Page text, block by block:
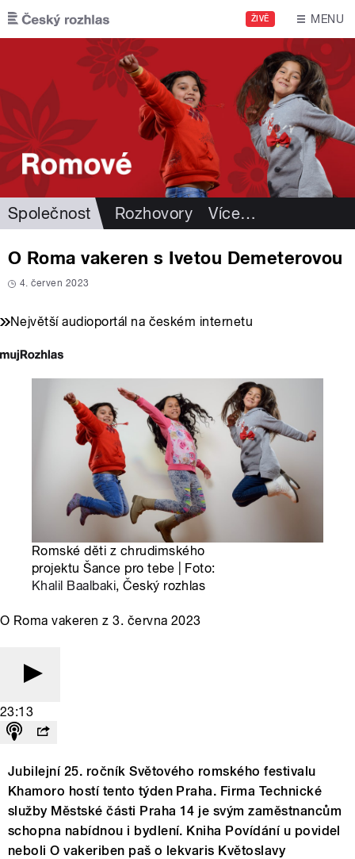
Přejít k hlavnímu obsahu
ŽIVĚ MENU
Společnost Rozhovory Více…
O Roma vakeren s Ivetou Demeterovou
4. červen 2023
Největší audioportál na českém internetu
Romské děti z chrudimského
projektu Šance pro tebe | Foto:
Khalil Baalbaki, Český rozhlas
O Roma vakeren z 3. června 2023
23:13
Jubilejní 25. ročník Světového romského festivalu
Khamoro hostí tento týden Praha. Firma Technické
služby Městské části Praha 14 je svým zaměstnancům
schopna nabídnou i bydlení. Kniha Povídání u povidel
neboli O vakeriben paš o lekvaris Květoslavy